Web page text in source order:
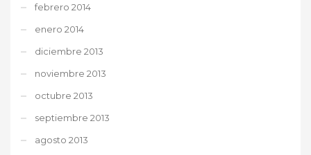
febrero 2014
enero 2014
diciembre 2013
noviembre 2013
octubre 2013
septiembre 2013
agosto 2013